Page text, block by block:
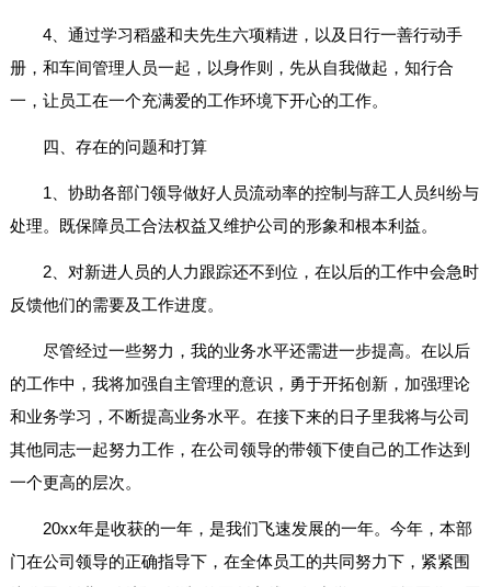
4、通过学习稻盛和夫先生六项精进，以及日行一善行动手
册，和车间管理人员一起，以身作则，先从自我做起，知行合
一，让员工在一个充满爱的工作环境下开心的工作。
四、存在的问题和打算
1、协助各部门领导做好人员流动率的控制与辞工人员纠纷与
处理。既保障员工合法权益又维护公司的形象和根本利益。
2、对新进人员的人力跟踪还不到位，在以后的工作中会急时
反馈他们的需要及工作进度。
尽管经过一些努力，我的业务水平还需进一步提高。在以后
的工作中，我将加强自主管理的意识，勇于开拓创新，加强理论
和业务学习，不断提高业务水平。在接下来的日子里我将与公司
其他同志一起努力工作，在公司领导的带领下使自己的工作达到
一个更高的层次。
20xx年是收获的一年，是我们飞速发展的一年。今年，本部
门在公司领导的正确指导下，在全体员工的共同努力下，紧紧围